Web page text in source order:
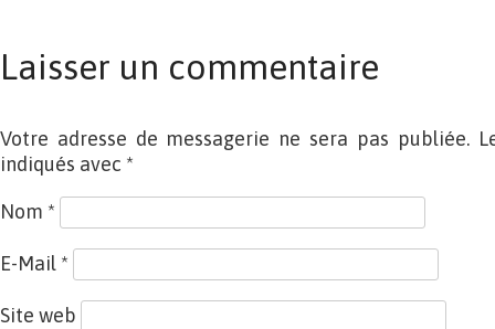
Laisser un commentaire
Votre adresse de messagerie ne sera pas publiée.
indiqués avec *
Nom *
E-Mail *
Site web